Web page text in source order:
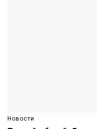
Новости